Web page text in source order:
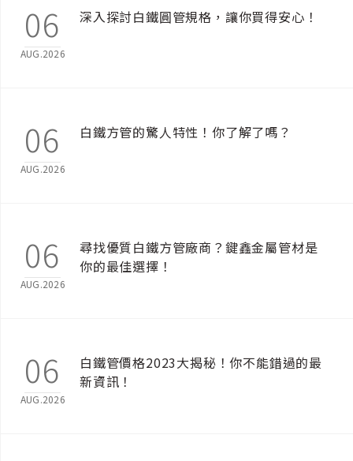
06
AUG.2026
深入探討白鐵圓管規格，讓你買得安心！
06
AUG.2026
白鐵方管的驚人特性！你了解了嗎？
06
AUG.2026
尋找優質白鐵方管廠商？鍵鑫金屬管材是
你的最佳選擇！
06
AUG.2026
白鐵管價格2023大揭秘！你不能錯過的最
新資訊！